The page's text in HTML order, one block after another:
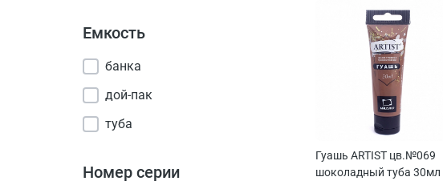
Емкость
банка
дой-пак
туба
Номер серии
Гуашь ARTIST цв.№069
шоколадный туба 30мл